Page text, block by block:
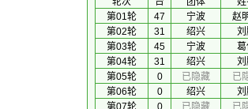
第01轮
47 宁波 赵
第02轮
31 绍兴 刘
第03轮
45 宁波 葛
第04轮
31 绍兴 刘
第05轮
0 已隐藏 已
第06轮
0 绍兴 刘
第07轮
0 已隐藏 已